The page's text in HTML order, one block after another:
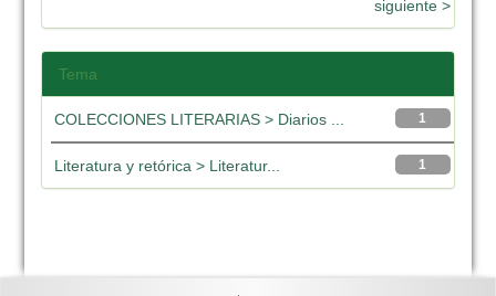
siguiente >
Tema
1
COLECCIONES LITERARIAS > Diarios ...
1
Literatura y retórica > Literatur...